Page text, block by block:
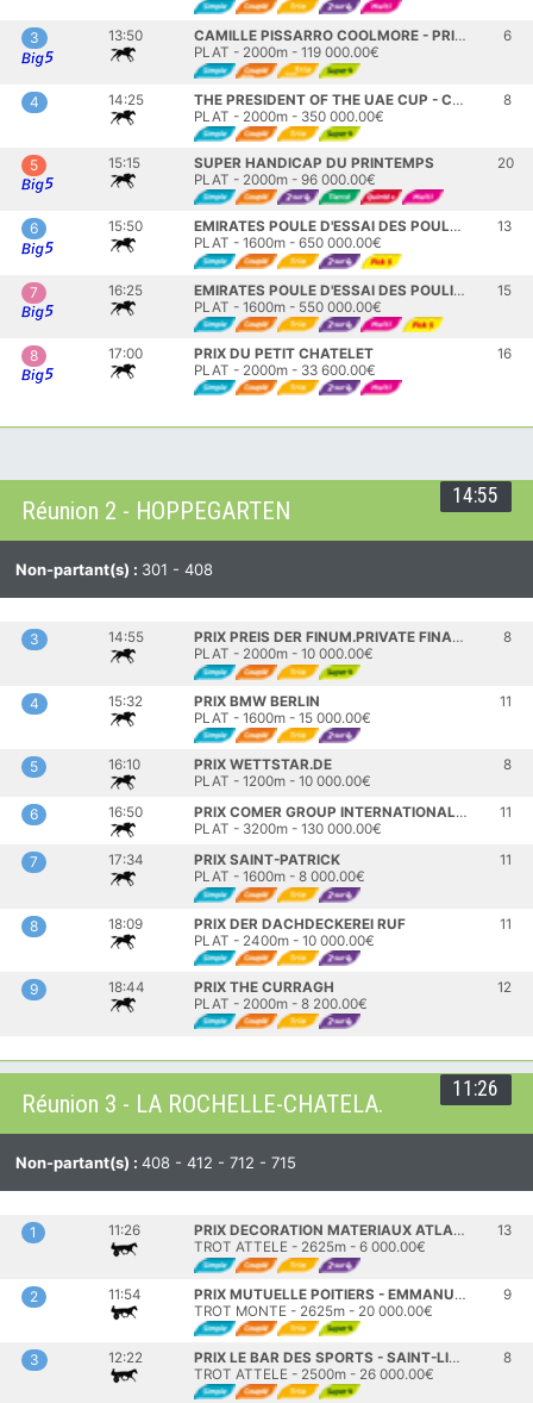
3 13:50
CAMILLE PISSARRO COOLMORE - PRIX SAINT-ALARY
PLAT - 2000m - 119 000.00€
6
4 14:25
THE PRESIDENT OF THE UAE CUP - COUPE D'EUROPE DES CHEVAUX ARABES
PLAT - 2000m - 350 000.00€
8
5 15:15
SUPER HANDICAP DU PRINTEMPS
PLAT - 2000m - 96 000.00€
20
6 15:50
EMIRATES POULE D'ESSAI DES POULAINS
PLAT - 1600m - 650 000.00€
13
7 16:25
EMIRATES POULE D'ESSAI DES POULICHES
PLAT - 1600m - 550 000.00€
15
8 17:00
PRIX DU PETIT CHATELET
PLAT - 2000m - 33 600.00€
16
14:55
Réunion 2 - HOPPEGARTEN
Non-partant(s) : 301 - 408
3 14:55
PRIX PREIS DER FINUM.PRIVATE FINANCE AG
PLAT - 2000m - 10 000.00€
8
4 15:32
PRIX BMW BERLIN
PLAT - 1600m - 15 000.00€
11
5 16:10
PRIX WETTSTAR.DE
PLAT - 1200m - 10 000.00€
8
6 16:50
PRIX COMER GROUP INTERNATIONAL 55.
PLAT - 3200m - 130 000.00€
11
7 17:34
PRIX SAINT-PATRICK
PLAT - 1600m - 8 000.00€
11
8 18:09
PRIX DER DACHDECKEREI RUF
PLAT - 2400m - 10 000.00€
11
9 18:44
PRIX THE CURRAGH
PLAT - 2000m - 8 200.00€
12
11:26
Réunion 3 - LA ROCHELLE-CHATELA.
Non-partant(s) : 408 - 412 - 712 - 715
1 11:26
PRIX DECORATION MATERIAUX ATLANTIQUE
TROT ATTELE - 2625m - 6 000.00€
13
2 11:54
PRIX MUTUELLE POITIERS - EMMANUELLE SARRAF
TROT MONTE - 2625m - 20 000.00€
9
3 12:22
PRIX LE BAR DES SPORTS - SAINT-LIGUAIRE
TROT ATTELE - 2500m - 26 000.00€
8